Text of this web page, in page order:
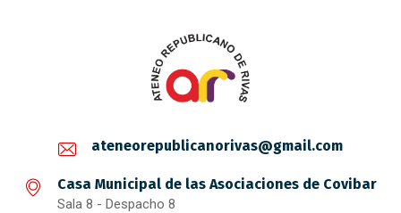
ateneorepublicanorivas@gmail.com
Casa Municipal de las Asociaciones de Covibar
Sala 8 - Despacho 8